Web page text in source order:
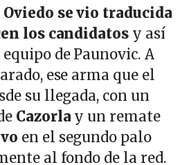
se vio traducida
los candidatos y así
de Paunovic. A
ese arma que el
su llegada, con un
Cazorla y un remate
en el segundo palo
al fondo de la red.